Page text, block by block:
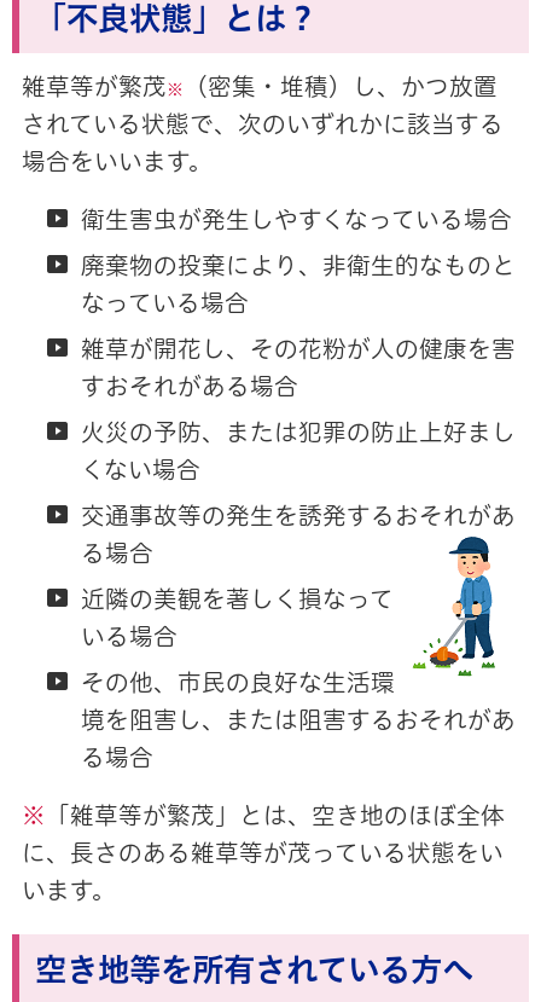
「不良状態」とは？
雑草等が繁茂※
（密集・堆積）し、かつ放置
されている状態で、次のいずれかに該当する
場合をいいます。
衛生害虫が発生しやすくなっている場合
廃棄物の投棄により、非衛生的なものと
なっている場合
雑草が開花し、その花粉が人の健康を害
すおそれがある場合
火災の予防、または犯罪の防止上好まし
くない場合
交通事故等の発生を誘発するおそれがあ
る場合
近隣の美観を著しく損なって
いる場合
その他、市民の良好な生活環
境を阻害し、または阻害するおそれがあ
る場合
※
「雑草等が繁茂」とは、空き地のほぼ全体
に、長さのある雑草等が茂っている状態をい
います。
空き地等を所有されている方へ